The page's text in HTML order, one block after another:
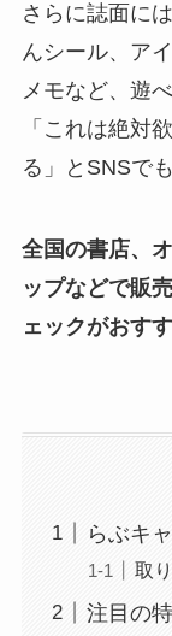
さらに誌面に
んシール、ア
メモなど、遊
「これは絶対
る」とSNSで
全国の書店、
ップなどで販
ェックがおす
らぶキ
取
注目の